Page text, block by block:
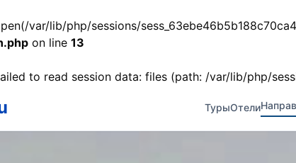
var/lib/php/sessions/
on line 13
to read session data: files (path: /var/lib/php/
ТурыОтели